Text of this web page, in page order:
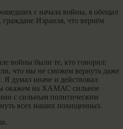
с начала войны, я обещал
Израиля, что вернём
войны были те, кто говорил:
что мы не сможем вернуть даже
Я думал иначе и действовал
окажем на ХАМАС сильное
с сильным политическим
всех наших похищенных.